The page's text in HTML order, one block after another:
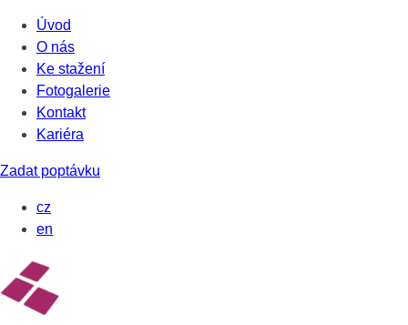
Přeskočit
obsah
Úvod
O nás
Ke stažení
Fotogalerie
Kontakt
Kariéra
Zadat poptávku
cz
en